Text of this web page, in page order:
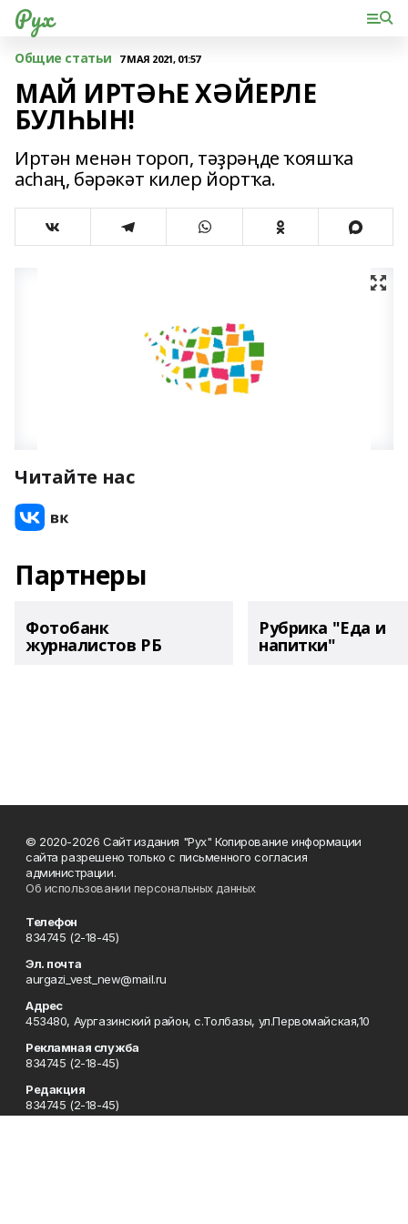
Рух
Общие статьи 7 МАЯ 2021, 01:57
МАЙ ИРТӘҺЕ ХӘЙЕРЛЕ
БУЛҺЫН!
Иртән менән тороп, тәҙрәңде ҡояшҡа
асһаң, бәрәкәт килер йортҡа.
Читайте нас
Партнеры
Фотобанк
журналистов РБ
Рубрика "Еда и
напитки"
© 2020-2026 Сайт издания "Рух" Копирование информации
сайта разрешено только с письменного согласия
администрации.
Об использовании персональных данных
Телефон
834745 (2-18-45)
Эл. почта
aurgazi_vest_new@mail.ru
Адрес
453480, Аургазинский район, с.Толбазы, ул.Первомайская,10
Рекламная служба
834745 (2-18-45)
Редакция
834745 (2-18-45)